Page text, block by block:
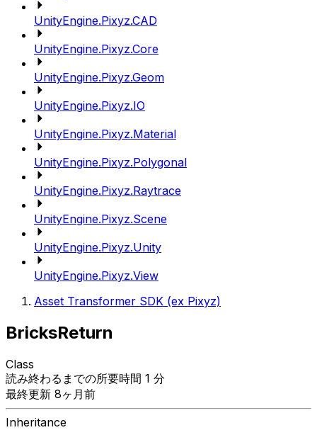
UnityEngine.Pixyz.CAD
UnityEngine.Pixyz.Core
UnityEngine.Pixyz.Geom
UnityEngine.Pixyz.IO
UnityEngine.Pixyz.Material
UnityEngine.Pixyz.Polygonal
UnityEngine.Pixyz.Raytrace
UnityEngine.Pixyz.Scene
UnityEngine.Pixyz.Unity
UnityEngine.Pixyz.View
Asset Transformer SDK (ex Pixyz)
BricksReturn
Class
読み終わるまでの所要時間 1 分
最終更新 8ヶ月前
Inheritance